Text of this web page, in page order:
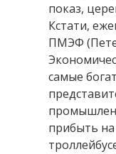
показ,
Кстати,
ПМЭФ
самые
прибыть